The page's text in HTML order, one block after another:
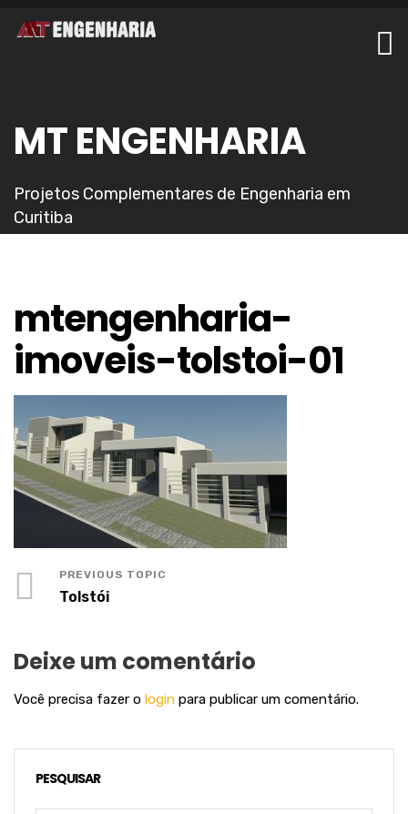
MT ENGENHARIA
Projetos Complementares de Engenharia em
Curitiba
mtengenharia-
imoveis-tolstoi-01
Tolstói
Deixe um comentário
Você precisa fazer o login para publicar um comentário.
PESQUISAR